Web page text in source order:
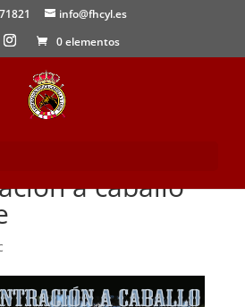
info@fhcyl.es
0 elementos
a caballo